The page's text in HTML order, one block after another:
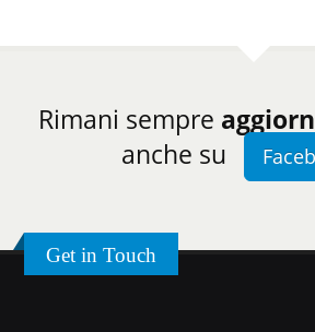
Rimani sempre
anche su
Get in Touch